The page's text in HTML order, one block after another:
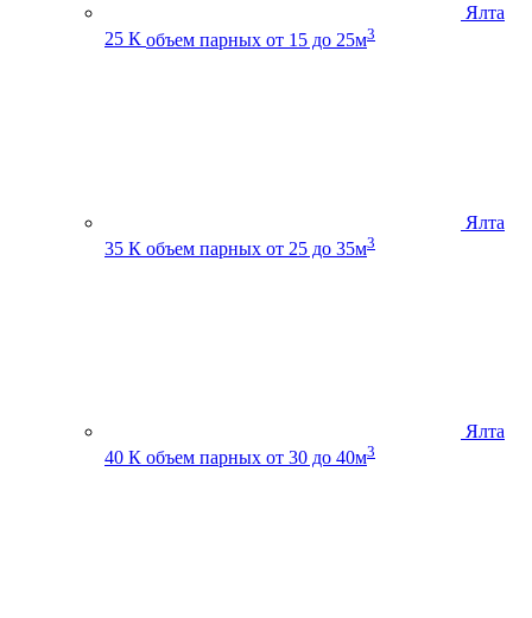
Ялта
25 К объем парных от 15 до 25м3
Ялта
35 К объем парных от 25 до 35м3
Ялта
40 К объем парных от 30 до 40м3